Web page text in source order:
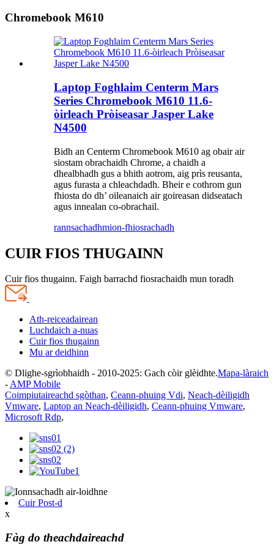
Chromebook M610
Laptop Foghlaim Centerm Mars
Series Chromebook M610 11.6-
òirleach Pròiseasar Jasper Lake
N4500
Bidh an Centerm Chromebook M610 ag obair air
siostam obrachaidh Chrome, a chaidh a
dhealbhadh gus a bhith aotrom, aig prìs reusanta,
agus furasta a chleachdadh. Bheir e cothrom gun
fhiosta do dh’ oileanaich air goireasan didseatach
agus innealan co-obrachail.
rannsachadhmion-fhiosrachadh
CUIR FIOS THUGAINN
Cuir fios thugainn. Faigh barrachd fiosrachaidh mun toradh
Ath-reiceadairean
Luchdaich a-nuas
Cuir fios thugainn
Mu ar deidhinn
© Dlighe-sgrìobhaidh - 2010-2025: Gach còir glèidhte.Mapa-làraich
-AMP Mobile
Coimpiutaireachd sgòthan, Ceann-phuing Vdi, Neach-dèiligidh
Vmware, Laptop an Neach-dèiligidh, Ceann-phuing Vmware,
Microsoft Rdp,
Cuir Post-d
x
Fàg do theachdaireachd